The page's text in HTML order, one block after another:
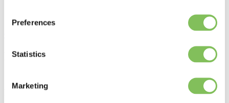
Preferences
Statistics
Marketing
Hoe u kunt bijdragen aan een circulaire
Recyclingproces